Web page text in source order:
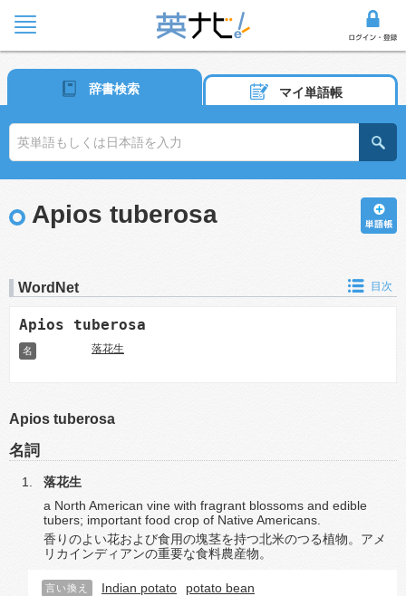
辞書検索 マイ単語帳
Apios tuberosa
WordNet 目次
Apios tuberosa
名 落花生
Apios tuberosa
名詞
落花生
a North American vine with fragrant blossoms and edible
tubers; important food crop of Native Americans.
香りのよい花および食用の塊茎を持つ北米のつる植物。アメ
リカインディアンの重要な食料農産物。
言い換え Indian potato
potato bean